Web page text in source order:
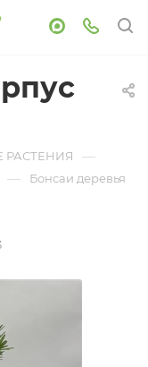
—
— Бонсаи деревья